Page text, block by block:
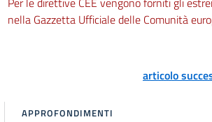
nella Gazzetta Ufficiale delle Comunità
articolo
APPROFONDIMENTI